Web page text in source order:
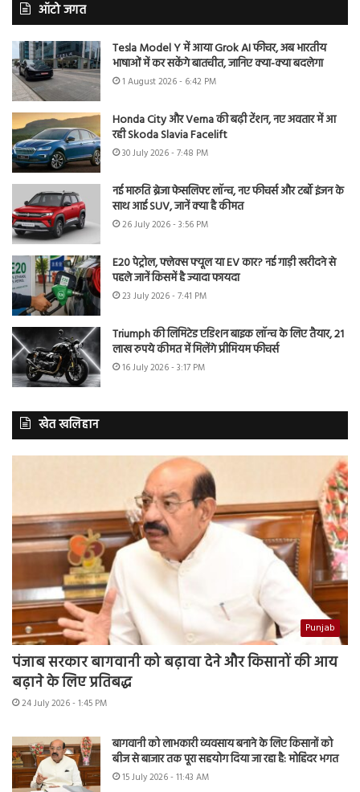
ऑटो जगत
Tesla Model Y में आया Grok AI फीचर, अब भारतीय
भाषाओं में कर सकेंगे बातचीत, जानिए क्या-क्या बदलेगा
1 August 2026 - 6:42 PM
Honda City और Verna की बढ़ी टेंशन, नए अवतार में आ
रही Skoda Slavia Facelift
30 July 2026 - 7:48 PM
नई मारुति ब्रेजा फेसलिफ्ट लॉन्च, नए फीचर्स और टर्बो इंजन के
साथ आई SUV, जानें क्या है कीमत
26 July 2026 - 3:56 PM
E20 पेट्रोल, फ्लेक्स फ्यूल या EV कार? नई गाड़ी खरीदने से
पहले जानें किसमें है ज्यादा फायदा
23 July 2026 - 7:41 PM
Triumph की लिमिटेड एडिशन बाइक लॉन्च के लिए तैयार, 21
लाख रुपये कीमत में मिलेंगे प्रीमियम फीचर्स
16 July 2026 - 3:17 PM
खेत खलिहान
Punjab
पंजाब सरकार बागवानी को बढ़ावा देने और किसानों की आय
बढ़ाने के लिए प्रतिबद्ध
24 July 2026 - 1:45 PM
बागवानी को लाभकारी व्यवसाय बनाने के लिए किसानों को
बीज से बाजार तक पूरा सहयोग दिया जा रहा है: मोहिंदर भगत
15 July 2026 - 11:43 AM